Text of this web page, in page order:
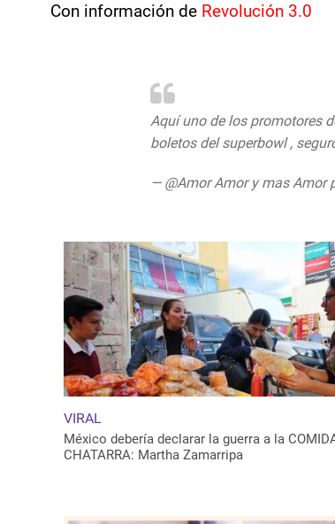
Con información de Revolución 3.0
Aquí uno de los promotores
boletos del superbowl ,
— @Amor Amor y mas Amor
VIRAL
México debería declarar la guerra a la
CHATARRA: Martha Zamarripa